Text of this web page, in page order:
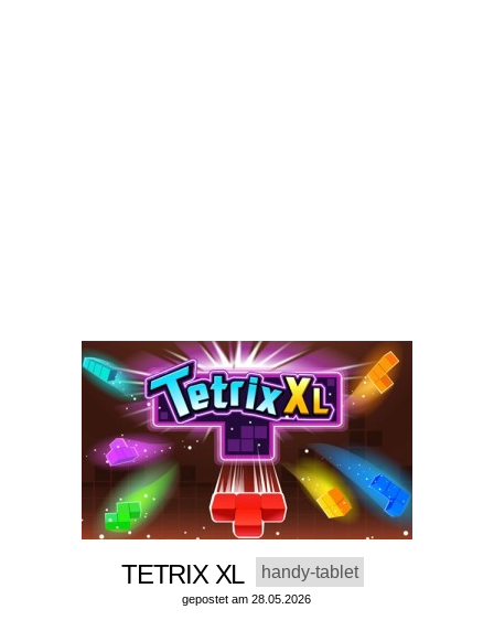
TETRIX XL handy-tablet
gepostet am 28.05.2026